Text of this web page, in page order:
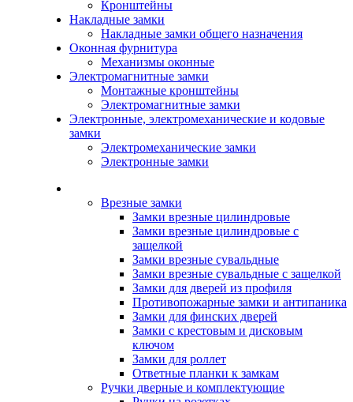
Кронштейны
Накладные замки
Накладные замки общего назначения
Оконная фурнитура
Механизмы оконные
Электромагнитные замки
Монтажные кронштейны
Электромагнитные замки
Электронные, электромеханические и кодовые
замки
Электромеханические замки
Электронные замки
Врезные замки
Замки врезные цилиндровые
Замки врезные цилиндровые с
защелкой
Замки врезные сувальдные
Замки врезные сувальдные с защелкой
Замки для дверей из профиля
Противопожарные замки и антипаника
Замки для финских дверей
Замки с крестовым и дисковым
ключом
Замки для роллет
Ответные планки к замкам
Ручки дверные и комплектующие